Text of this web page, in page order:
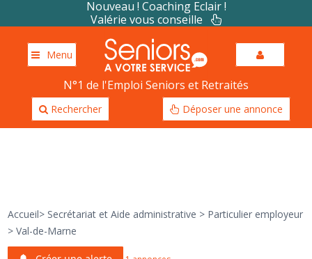
Nouveau ! Coaching Eclair !
Valérie vous conseille
Menu
N°1 de l'Emploi Seniors et Retraités
Rechercher Déposer une annonce
Accueil> Secrétariat et Aide administrative > Particulier employeur
>Val-de-Marne